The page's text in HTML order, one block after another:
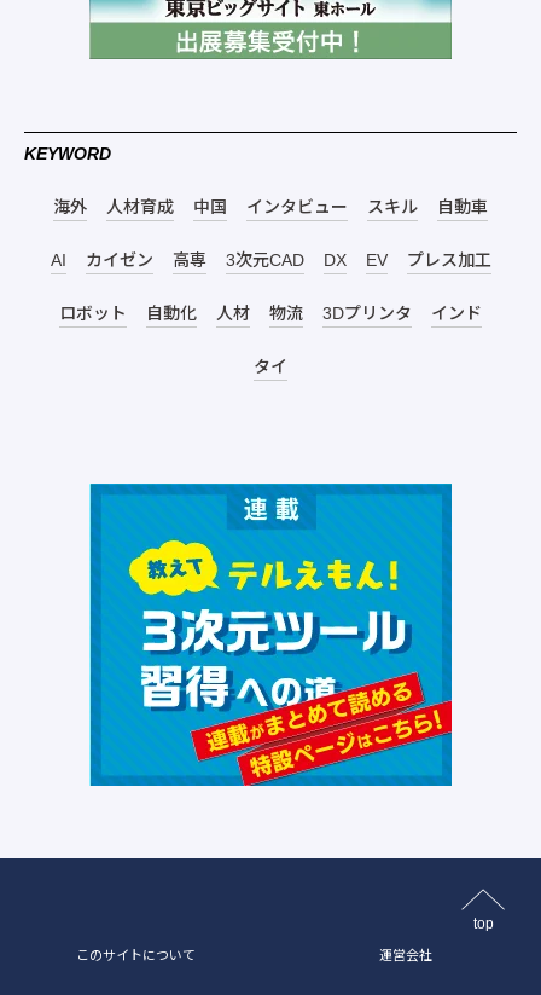
KEYWORD
海外 人材育成 中国 インタビュー スキル 自動車
AI カイゼン 高専 3次元CAD DX EV プレス加工
ロボット 自動化 人材 物流 3Dプリンタ インド
タイ
top
このサイトについて 運営会社